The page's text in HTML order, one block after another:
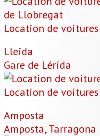
Location de voitures
Lleida
Gare de Lérida
Location de voitures
Amposta
Amposta, Tarragona